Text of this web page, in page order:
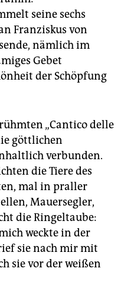
seine sechs
Franziskus von
nämlich im
Gebet
der Schöpfung
„Cantico delle
göttlichen
verbunden.
die Tiere des
mal in praller
Mauersegler,
die Ringeltaube:
weckte in der
sie nach mir mit
sie vor der weißen